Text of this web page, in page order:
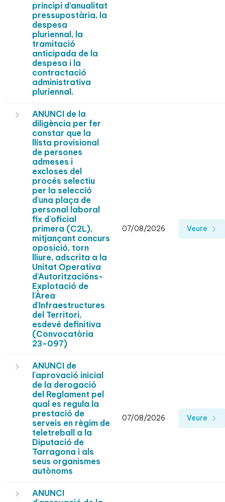
principi d’anualitat
pressupostària, la
despesa
pluriennal, la
tramitació
anticipada de la
despesa i la
contractació
administrativa
pluriennal.
ANUNCI de la
diligència per fer
constar que la
llista provisional
de persones
admeses i
excloses del
procés selectiu
per la selecció
d'una plaça de
personal laboral
fix d'oficial
primera (C2L),
mitjançant concurs
oposició, torn
lliure, adscrita a la
Unitat Operativa
d'Autoritzacións-
Explotació de
l'Àrea
d'Infraestructures
del Territori,
esdevé definitiva
(Convocatòria
23-097)
07/08/2026 Veure
ANUNCI de
l'aprovació inicial
de la derogació
del Reglament pel
qual es regula la
prestació de
serveis en règim de
teletreball a la
Diputació de
Tarragona i als
seus organismes
autònoms
07/08/2026 Veure
ANUNCI